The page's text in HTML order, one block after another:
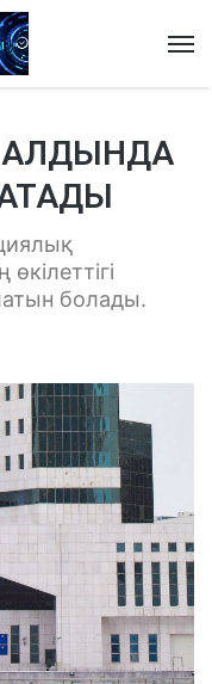
АЛДЫНДА
болады.